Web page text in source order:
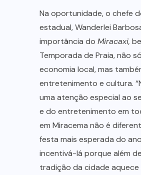
Na oportunidade, o chefe
estadual, Wanderlei
importância do Miracaxi,
Temporada de Praia, não
economia local, mas
entretenimento e cultura.
uma atenção especial ao
e do entretenimento em
em Miracema não é
festa mais esperada do
incentivá-lá porque além
tradição da cidade aquece